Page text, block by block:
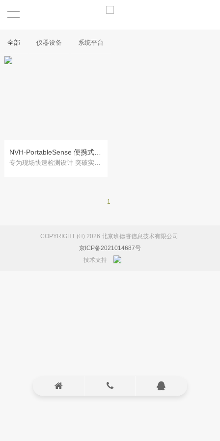
NVH-PortableSense 便携式振动噪声巡检仪
专为现场快速检测设计 突破实验室限制
1
COPYRIGHT (©) 2026 北京班德睿信息技术有限公司.
京ICP备2021014687号
技术支持
全部 仪器设备 系统平台